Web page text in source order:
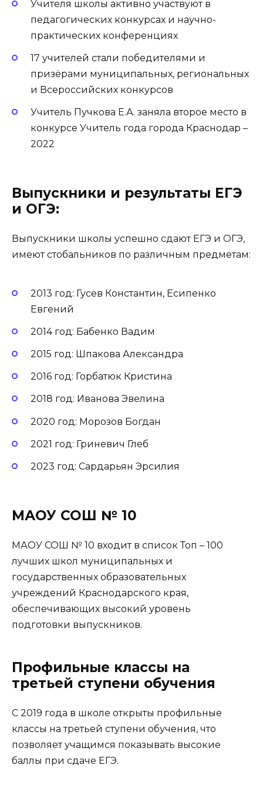
Учителя школы активно участвуют в
педагогических конкурсах и научно-
практических конференциях
17 учителей стали победителями и
призёрами муниципальных, региональных
и Всероссийских конкурсов
Учитель Пучкова Е.А. заняла второе место в
конкурсе Учитель года города Краснодар –
2022
Выпускники и результаты ЕГЭ
и ОГЭ:
Выпускники школы успешно сдают ЕГЭ и ОГЭ,
имеют стобальников по различным предметам:
2013 год: Гусев Константин, Есипенко
Евгений
2014 год: Бабенко Вадим
2015 год: Шпакова Александра
2016 год: Горбатюк Кристина
2018 год: Иванова Эвелина
2020 год: Морозов Богдан
2021 год: Гриневич Глеб
2023 год: Сардарьян Эрсилия
МАОУ СОШ № 10
МАОУ СОШ № 10 входит в список Топ – 100
лучших школ муниципальных и
государственных образовательных
учреждений Краснодарского края,
обеспечивающих высокий уровень
подготовки выпускников.
Профильные классы на
третьей ступени обучения
С 2019 года в школе открыты профильные
классы на третьей ступени обучения, что
позволяет учащимся показывать высокие
баллы при сдаче ЕГЭ.